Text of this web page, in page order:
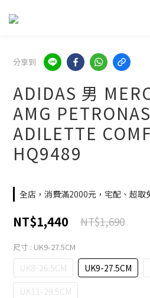
分享到
ADIDAS 男
AMG
ADILETTE
HQ9489
全店，消費滿2000元，宅配、超取
NT$1,440 NT$1,690
尺寸 : UK9-27.5CM
UK8-26.5CM UK9-27.5CM
UK11-29.5CM